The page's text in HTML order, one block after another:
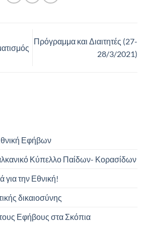
Πρόγραμμα και Διαιτητές (27-
28/3/2021)
Εφήβων
Κύπελλο Παίδων- Κορασίδων
για την Εθνική!
δικαιοσύνης
Εφήβους στα Σκόπια